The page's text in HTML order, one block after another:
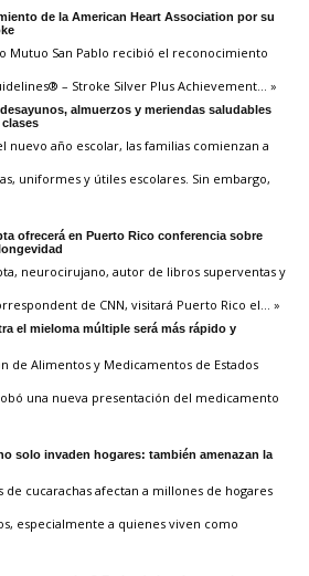
de la American Heart Association por su
Mutuo San Pablo recibió el reconocimiento
– Stroke Silver Plus Achievement … »
almuerzos y meriendas saludables
clases
nuevo año escolar, las familias comienzan a
uniformes y útiles escolares. Sin embargo,
ofrecerá en Puerto Rico conferencia sobre
neurocirujano, autor de libros superventas y
de CNN, visitará Puerto Rico el … »
el mieloma múltiple será más rápido y
de Alimentos y Medicamentos de Estados
una nueva presentación del medicamento
solo invaden hogares: también amenazan la
de cucarachas afectan a millones de hogares
especialmente a quienes viven como